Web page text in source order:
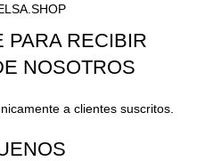
PARA RECIBIR
NOSOTROS
a clientes suscritos.